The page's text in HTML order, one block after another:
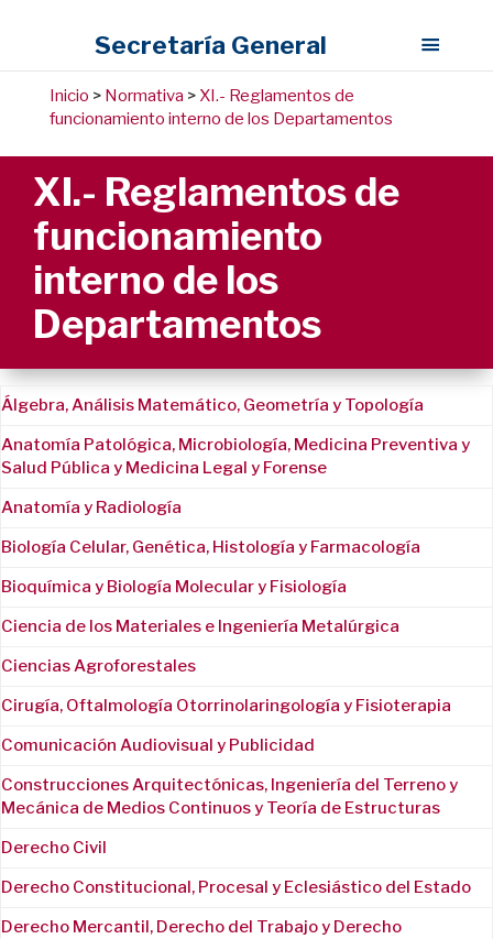
Secretaría General
Inicio > Normativa > XI.- Reglamentos de
funcionamiento interno de los Departamentos
XI.- Reglamentos de
funcionamiento
interno de los
Departamentos
Álgebra, Análisis Matemático, Geometría y Topología
Anatomía Patológica, Microbiología, Medicina Preventiva y
Salud Pública y Medicina Legal y Forense
Anatomía y Radiología
Biología Celular, Genética, Histología y Farmacología
Bioquímica y Biología Molecular y Fisiología
Ciencia de los Materiales e Ingeniería Metalúrgica
Ciencias Agroforestales
Cirugía, Oftalmología Otorrinolaringología y Fisioterapia
Comunicación Audiovisual y Publicidad
Construcciones Arquitectónicas, Ingeniería del Terreno y
Mecánica de Medios Continuos y Teoría de Estructuras
Derecho Civil
Derecho Constitucional, Procesal y Eclesiástico del Estado
Derecho Mercantil, Derecho del Trabajo y Derecho